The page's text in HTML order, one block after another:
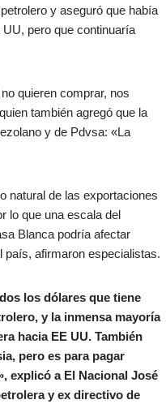
y aseguró que había
pero que continuaría
quieren comprar, nos
también agregó que la
y de Pdvsa: «La
natural de las exportaciones
lo que una escala del
Blanca podría afectar
país, afirmaron especialistas.
los dólares que tiene
y la inmensa mayoría
hacia EE UU. También
pero es para pagar
explicó a El Nacional José
y ex directivo de